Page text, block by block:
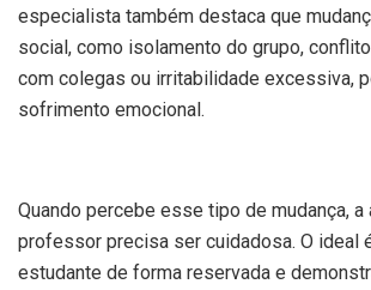
especialista também destaca que
social, como isolamento do grupo,
com colegas ou irritabilidade excessiva,
sofrimento emocional.
Quando percebe esse tipo de mudança, a
professor precisa ser cuidadosa. O ideal
estudante de forma reservada e